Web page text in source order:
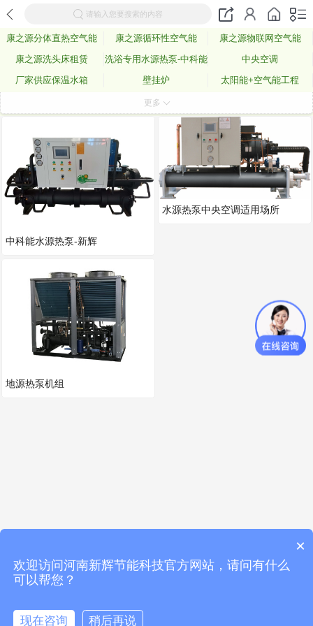
请输入您要搜索的内容
康之源分体直热空气能 康之源循环性空气能
康之源物联网空气能
康之源洗头床租赁
洗浴专用水源热泵-中科能
中央空调
厂家供应保温水箱
壁挂炉
太阳能+空气能工程
更多
中科能水源热泵-新辉
地源热泵机组
水源热泵中央空调适用场所
×
欢迎访问河南新辉节能科技官方网站，请问有什么
可以帮您？
现在咨询 稍后再说